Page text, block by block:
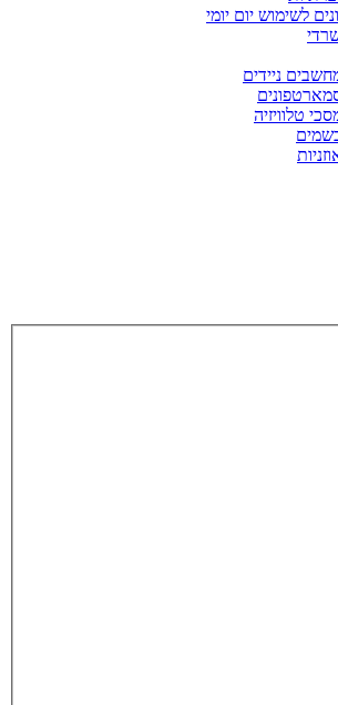
לשימוש יום יומי
ניידים
טלוויזיה